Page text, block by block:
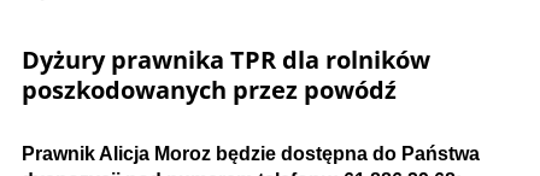
Dyżury prawnika TPR dla rolników
poszkodowanych przez powódź
Prawnik Alicja Moroz będzie dostępna do Państwa